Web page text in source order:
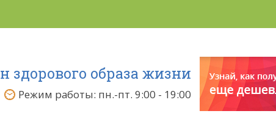
здорового образа жизни
Режим работы: пн.-пт. 9:00 - 19:00